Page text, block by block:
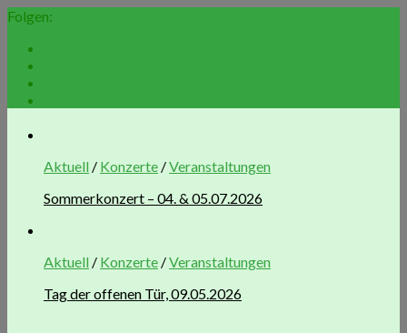
Folgen:
Aktuell / Konzerte /Veranstaltungen
Sommerkonzert – 04. & 05.07.2026
Aktuell / Konzerte /Veranstaltungen
Tag der offenen Tür, 09.05.2026